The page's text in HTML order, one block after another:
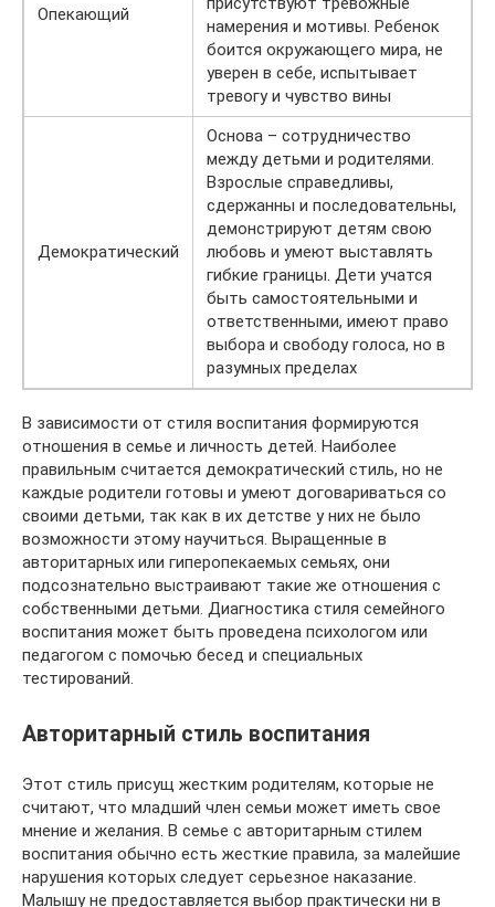
Опекающий
намерения и мотивы. Ребенок
боится окружающего мира, не
уверен в себе, испытывает
тревогу и чувство вины
Демократический
Основа – сотрудничество
между детьми и родителями.
Взрослые справедливы,
сдержанны и последовательны,
демонстрируют детям свою
любовь и умеют выставлять
гибкие границы. Дети учатся
быть самостоятельными и
ответственными, имеют право
выбора и свободу голоса, но в
разумных пределах
В зависимости от стиля воспитания формируются
отношения в семье и личность детей. Наиболее
правильным считается демократический стиль, но не
каждые родители готовы и умеют договариваться со
своими детьми, так как в их детстве у них не было
возможности этому научиться. Выращенные в
авторитарных или гиперопекаемых семьях, они
подсознательно выстраивают такие же отношения с
собственными детьми. Диагностика стиля семейного
воспитания может быть проведена психологом или
педагогом с помочью бесед и специальных
тестирований.
Авторитарный стиль воспитания
Этот стиль присущ жестким родителям, которые не
считают, что младший член семьи может иметь свое
мнение и желания. В семье с авторитарным стилем
воспитания обычно есть жесткие правила, за малейшие
нарушения которых следует серьезное наказание.
Малышу не предоставляется выбор практически ни в